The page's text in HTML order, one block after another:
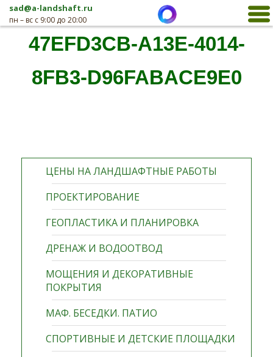
sad@a-landshaft.ru
пн – вс с 9:00 до 20:00
ЦЕНЫ НА ЛАНДШАФТНЫЕ РАБОТЫ
ПРОЕКТИРОВАНИЕ
ГЕОПЛАСТИКА И ПЛАНИРОВКА
ДРЕНАЖ И ВОДООТВОД
МОЩЕНИЯ И ДЕКОРАТИВНЫЕ
ПОКРЫТИЯ
МАФ. БЕСЕДКИ. ПАТИО
СПОРТИВНЫЕ И ДЕТСКИЕ ПЛОЩАДКИ
47EFD3CB-A13E-4014-
8FB3-D96FABACE9E0